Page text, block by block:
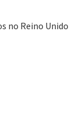
no Reino Unido